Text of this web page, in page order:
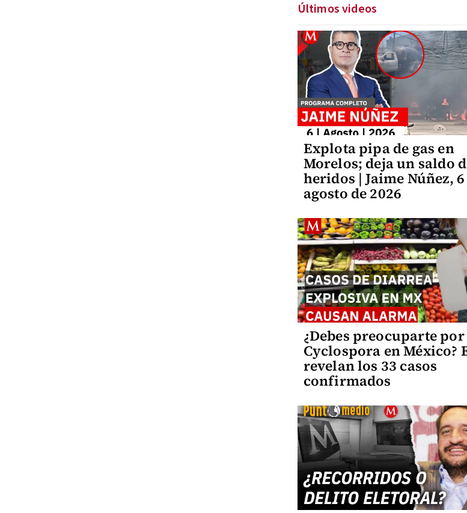
Últimos videos
Explota pipa de gas en
Morelos; deja un saldo
heridos | Jaime Núñez,
agosto de 2026
¿Debes preocuparte
Cyclospora en México?
revelan los 33 casos
confirmados